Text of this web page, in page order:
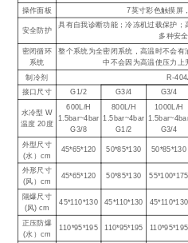
操作面板
7英寸彩色触摸屏
安全防护
具有自我诊断功能；冷冻机过载保护
多种安
密闭循环
系统
整个系统为全密闭系统，高温时不会
中不会因为高温使压力上
制冷剂 R-
接口尺寸 G1/2 G3/4 G3/4
水冷型 W
温度 20度
600L/H
1.5bar~4bar
G3/8
800L/H
1.5bar~4bar
G1/2
1000L/H
G3/4
外型尺寸
(水）cm
45*65*120 50*85*130 50*85*130
外形尺寸
(风）cm
45*65*120 50*85*130 55*100*175
隔爆尺寸
(风) cm
45*110*130 45*110*130 45*110*130
正压防爆
(水）cm
110*95*195 110*95*195 110*95*195